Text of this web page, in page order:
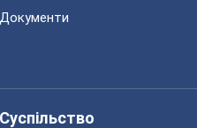
Документи
Суспільство